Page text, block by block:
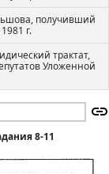
получивший
г.
трактат,
Уложенной
8-11